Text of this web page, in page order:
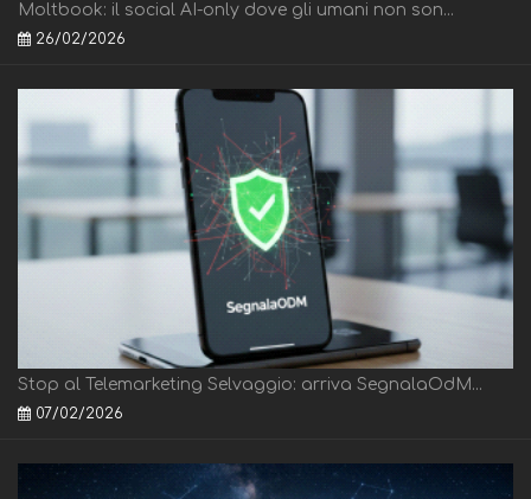
Moltbook: il social AI-only dove gli umani non son...
26/02/2026
Stop al Telemarketing Selvaggio: arriva SegnalaOdM...
07/02/2026